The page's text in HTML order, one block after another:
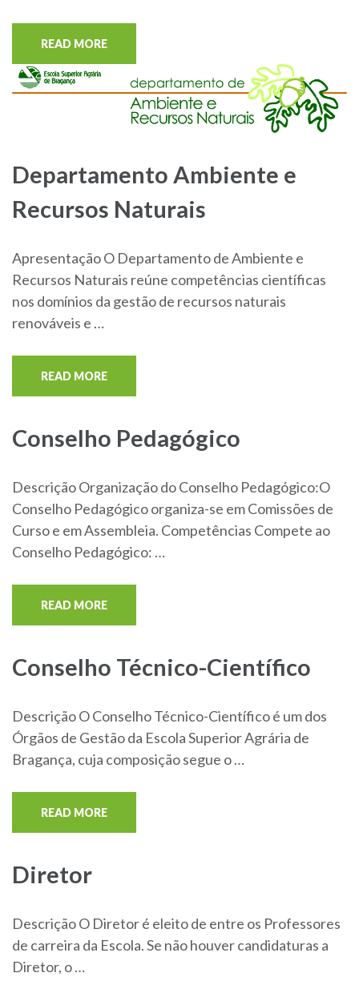
READ MORE
Departamento Ambiente e
Recursos Naturais
Apresentação O Departamento de Ambiente e
Recursos Naturais reúne competências científicas
nos domínios da gestão de recursos naturais
renováveis e …
READ MORE
Conselho Pedagógico
Descrição Organização do Conselho Pedagógico:O
Conselho Pedagógico organiza-se em Comissões de
Curso e em Assembleia. Competências Compete ao
Conselho Pedagógico: …
READ MORE
Conselho Técnico-Científico
Descrição O Conselho Técnico-Científico é um dos
Órgãos de Gestão da Escola Superior Agrária de
Bragança, cuja composição segue o …
READ MORE
Diretor
Descrição O Diretor é eleito de entre os Professores
de carreira da Escola. Se não houver candidaturas a
Diretor, o …